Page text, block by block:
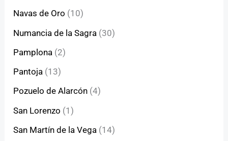
Navas de Oro (10)
Numancia de la Sagra (30)
Pamplona (2)
Pantoja (13)
Pozuelo de Alarcón (4)
San Lorenzo (1)
San Martín de la Vega (14)